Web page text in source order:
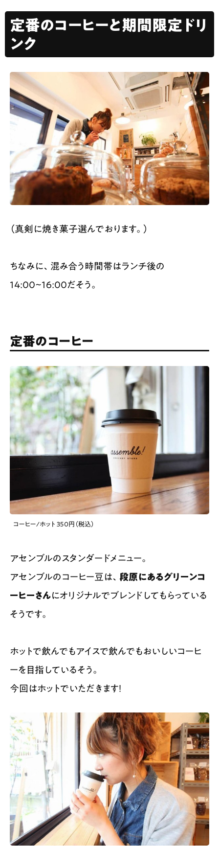
定番のコーヒーと期間限定ドリ
ンク
（真剣に焼き菓子選んでおります。）
ちなみに、混み合う時間帯はランチ後の
14:00~16:00だそう。
定番のコーヒー
コーヒー/ホット ３５０円（税込）
アセンブルのスタンダードメニュー。
アセンブルのコーヒー豆は、 段原にあるグリーンコ
ーヒーさんにオリジナルでブレンドしてもらっている
そうです。
ホットで飲んでもアイスで飲んでもおいしいコーヒ
ーを目指しているそう。
今回はホットでいただきます！